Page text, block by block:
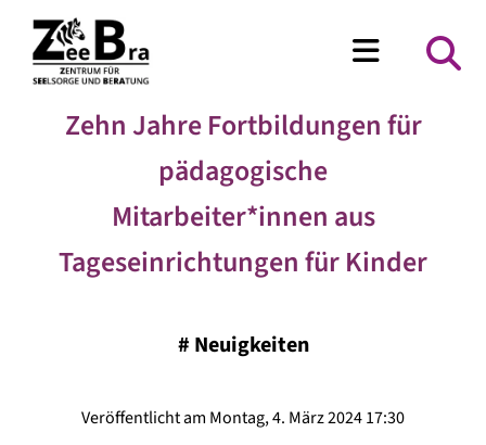
Zehn Jahre Fortbildungen für
pädagogische
Mitarbeiter*innen aus
Tageseinrichtungen für Kinder
# Neuigkeiten
Veröffentlicht am Montag, 4. März 2024 17:30